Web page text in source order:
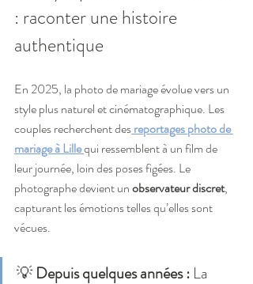
: raconter une histoire
authentique
En 2025, la photo de mariage évolue vers un
style plus naturel et cinématographique. Les
couples recherchent desreportages photo de
mariage à Lillequi ressemblent à un film de
leur journée, loin des poses figées. Le
photographe devient un observateur discret,
capturant les émotions telles qu’elles sont
vécues.
💡 Depuis quelques années : La